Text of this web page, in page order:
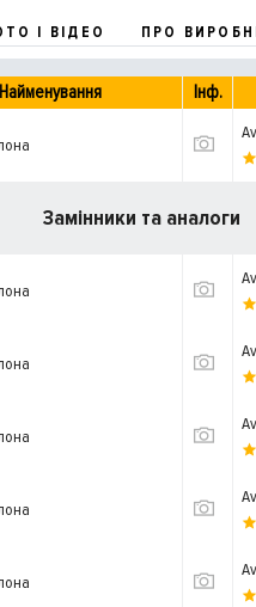
І ВІДЕО ПРО
Найменування Інф.
Замінники та аналоги